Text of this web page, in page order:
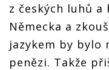
z českých luhů
Německa a
jazykem by bylo
penězi. Takže